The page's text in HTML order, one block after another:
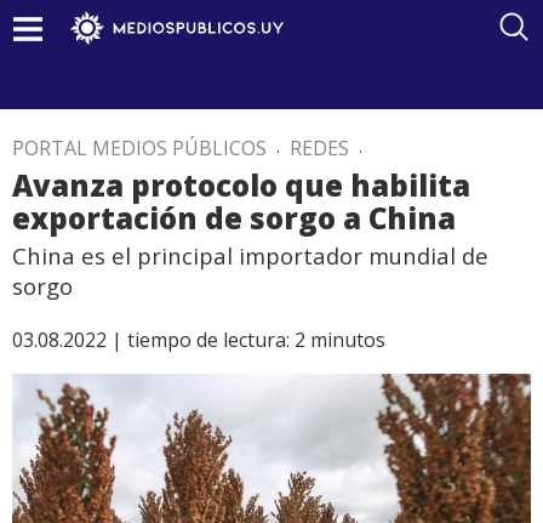
PORTAL MEDIOS PÚBLICOS . REDES .
Avanza protocolo que habilita
exportación de sorgo a China
China es el principal importador mundial de
sorgo
03.08.2022 | tiempo de lectura: 2 minutos